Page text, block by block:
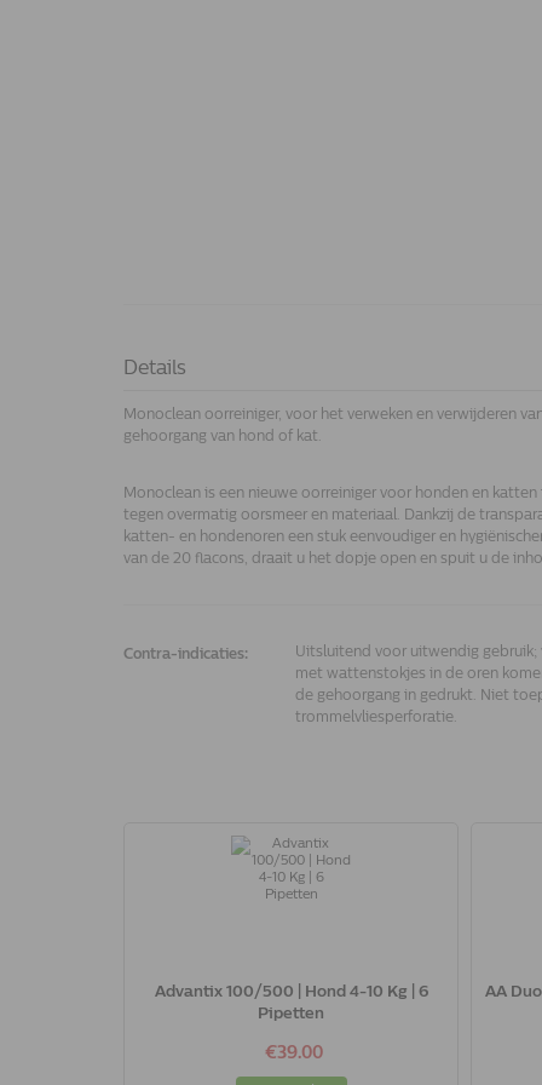
Details
Monoclean oorreiniger, voor het verweken en verwijderen
gehoorgang van hond of kat.
Monoclean is een nieuwe oorreiniger voor honden en
tegen overmatig oorsmeer en materiaal. Dankzij de
katten- en hondenoren een stuk eenvoudiger en
van de 20 flacons, draait u het dopje open en spuit u de
Contra-indicaties:
Uitsluitend voor uitwendig
met wattenstokjes in de oren
de gehoorgang in gedrukt. Niet
trommelvliesperforatie.
Advantix 100/500 | Hond 4-10 Kg | 6
Pipetten
€39.00
AA